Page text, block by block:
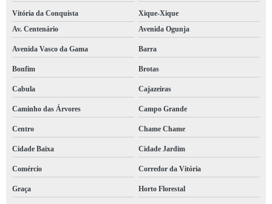
Vitória da Conquista
Xique-Xique
Av. Centenário
Avenida Ogunja
Avenida Vasco da Gama Barra
Bonfim Brotas
Cabula Cajazeiras
Caminho das Árvores Campo Grande
Centro Chame Chame
Cidade Baixa Cidade Jardim
Comércio Corredor da Vitória
Graça Horto Florestal